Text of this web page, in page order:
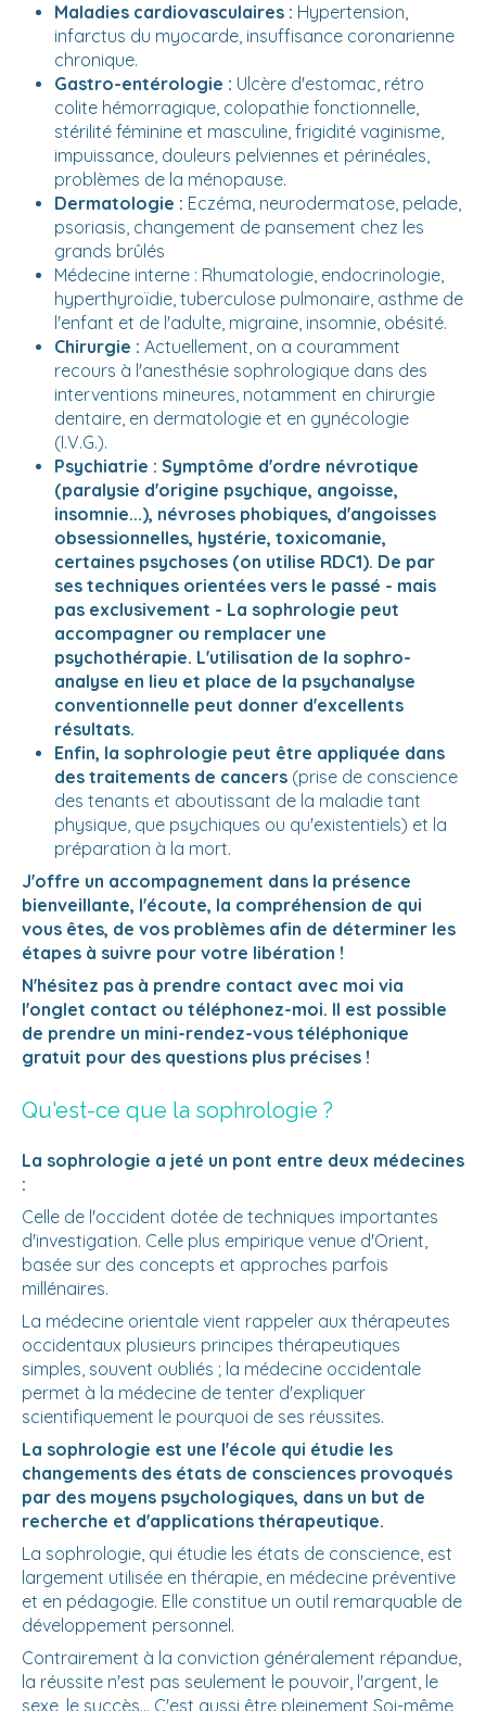
Maladies cardiovasculaires : Hypertension,
infarctus du myocarde, insuffisance coronarienne
chronique.
Gastro-entérologie : Ulcère d'estomac, rétro
colite hémorragique, colopathie fonctionnelle,
stérilité féminine et masculine, frigidité vaginisme,
impuissance, douleurs pelviennes et périnéales,
problèmes de la ménopause.
Dermatologie : Eczéma, neurodermatose, pelade,
psoriasis, changement de pansement chez les
grands brûlés
Médecine interne : Rhumatologie, endocrinologie,
hyperthyroïdie, tuberculose pulmonaire, asthme de
l'enfant et de l'adulte, migraine, insomnie, obésité.
Chirurgie : Actuellement, on a couramment
recours à l'anesthésie sophrologique dans des
interventions mineures, notamment en chirurgie
dentaire, en dermatologie et en gynécologie
(I.V.G.).
Psychiatrie : Symptôme d'ordre névrotique
(paralysie d'origine psychique, angoisse,
insomnie...), névroses phobiques, d'angoisses
obsessionnelles, hystérie, toxicomanie,
certaines psychoses (on utilise RDC1). De par
ses techniques orientées vers le passé - mais
pas exclusivement - La sophrologie peut
accompagner ou remplacer une
psychothérapie. L'utilisation de la sophro-
analyse en lieu et place de la psychanalyse
conventionnelle peut donner d'excellents
résultats.
Enfin, la sophrologie peut être appliquée dans
des traitements de cancers (prise de conscience
des tenants et aboutissant de la maladie tant
physique, que psychiques ou qu'existentiels) et la
préparation à la mort.
J'offre un accompagnement dans la présence
bienveillante, l'écoute, la compréhension de qui
vous êtes, de vos problèmes afin de déterminer les
étapes à suivre pour votre libération !
N'hésitez pas à prendre contact avec moi via
l'onglet contact ou téléphonez-moi. Il est possible
de prendre un mini-rendez-vous téléphonique
gratuit pour des questions plus précises !
Qu'est-ce que la sophrologie ?
La sophrologie a jeté un pont entre deux médecines
:
Celle de l'occident dotée de techniques importantes
d'investigation. Celle plus empirique venue d'Orient,
basée sur des concepts et approches parfois
millénaires.
La médecine orientale vient rappeler aux thérapeutes
occidentaux plusieurs principes thérapeutiques
simples, souvent oubliés ; la médecine occidentale
permet à la médecine de tenter d'expliquer
scientifiquement le pourquoi de ses réussites.
La sophrologie est une l'école qui étudie les
changements des états de consciences provoqués
par des moyens psychologiques, dans un but de
recherche et d'applications thérapeutique.
La sophrologie, qui étudie les états de conscience, est
largement utilisée en thérapie, en médecine préventive
et en pédagogie. Elle constitue un outil remarquable de
développement personnel.
Contrairement à la conviction généralement répandue,
la réussite n'est pas seulement le pouvoir, l'argent, le
sexe, le succès... C'est aussi être pleinement Soi-même,